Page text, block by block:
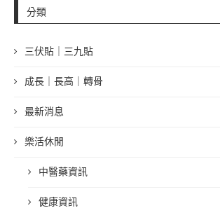
分類
三伏貼｜三九貼
成長｜長高｜轉骨
最新消息
樂活休閒
中醫藥資訊
健康資訊